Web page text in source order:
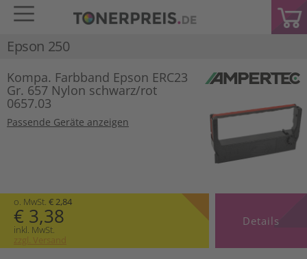
Epson 250
Kompa. Farbband Epson ERC23
Gr. 657 Nylon schwarz/rot
0657.03
Passende Geräte anzeigen
o. MwSt. € 2,84
€ 3,38
inkl. MwSt.
zzgl. Versand
Details